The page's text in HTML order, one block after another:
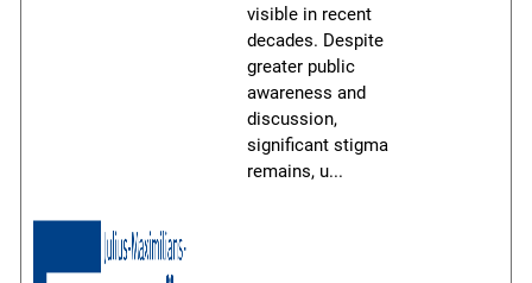
visible in recent
decades. Despite
greater public
awareness and
discussion,
significant stigma
remains, u...